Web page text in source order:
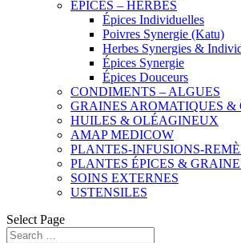
ÉPICES – HERBES
Épices Individuelles
Poivres Synergie (Katu)
Herbes Synergies &
Épices Synergie
Épices Douceurs
CONDIMENTS – ALGUES
GRAINES AROMATIQUES
HUILES & OLÉAGINEUX
AMAP MEDICOW
PLANTES-INFUSIONS-
PLANTES ÉPICES &
SOINS EXTERNES
USTENSILES
Select Page